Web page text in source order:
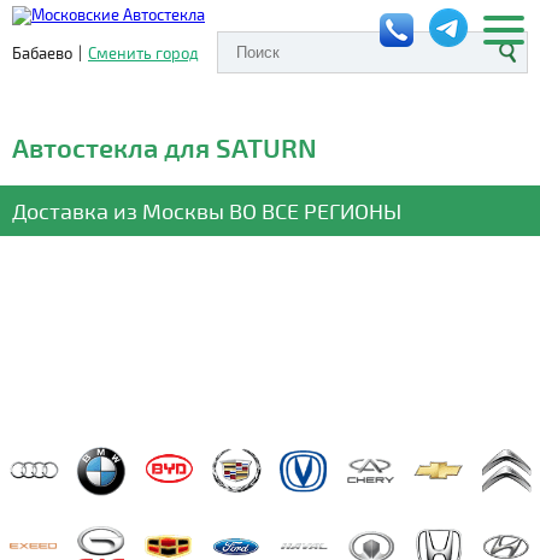
Бабаево | Сменить город
Автостекла для SATURN
Доставка из Москвы ВО ВСЕ РЕГИОНЫ